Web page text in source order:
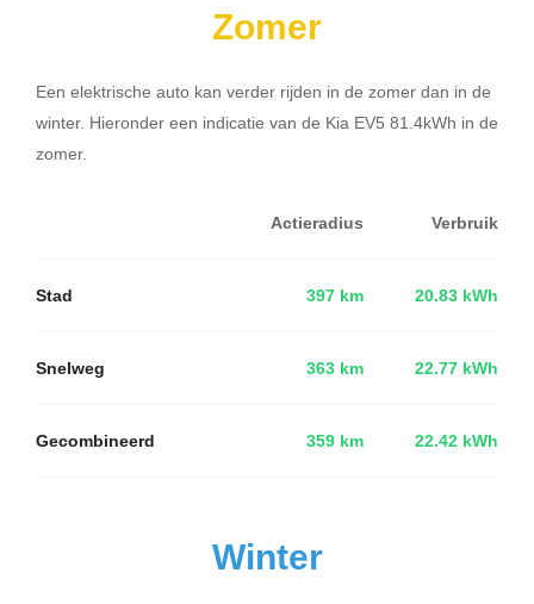
Zomer
Een elektrische auto kan verder rijden in de zomer dan in de
winter. Hieronder een indicatie van de Kia EV5 81.4kWh in de
zomer.
Actieradius Verbruik
Stad 397 km 20.83 kWh
Snelweg 363 km 22.77 kWh
Gecombineerd 359 km 22.42 kWh
Winter